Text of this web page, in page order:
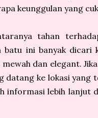
keunggulan yang
tahan
ini banyak dicari
dan elegant.
datang ke lokasi yang
informasi lebih lanjut